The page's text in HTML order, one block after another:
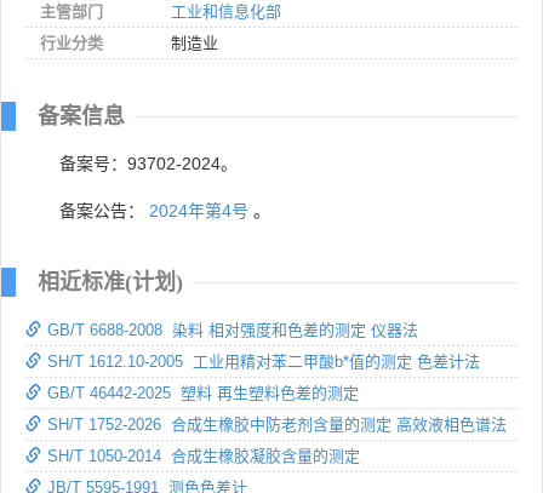
主管部门
工业和信息化部
行业分类
制造业
备案信息
备案号：93702-2024。
备案公告： 2024年第4号 。
相近标准(计划)
GB/T 6688-2008 染料 相对强度和色差的测定 仪器法
SH/T 1612.10-2005 工业用精对苯二甲酸b*值的测定 色差计法
GB/T 46442-2025 塑料 再生塑料色差的测定
SH/T 1752-2026 合成生橡胶中防老剂含量的测定 高效液相色谱法
SH/T 1050-2014 合成生橡胶凝胶含量的测定
JB/T 5595-1991 测色色差计